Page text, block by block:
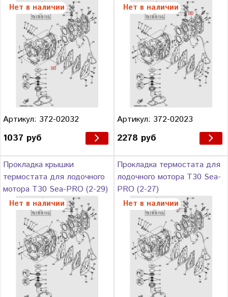
Нет в наличии
Артикул: 372-02032
1037 руб
Нет в наличии
Артикул: 372-02023
2278 руб
Прокладка крышки
термостата для лодочного
мотора Т30 Sea-PRO (2-29)
Нет в наличии
Прокладка термостата для
лодочного мотора Т30 Sea-
PRO (2-27)
Нет в наличии